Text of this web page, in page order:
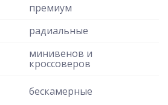
премиум
радиальные
минивенов и
кроссоверов
бескамерные